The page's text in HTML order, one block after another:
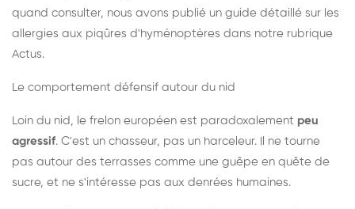
quand consulter, nous avons publié un guide détaillé sur les
allergies aux piqûres d'hyménoptères dans notre rubrique
Actus.
Le comportement défensif autour du nid
Loin du nid, le frelon européen est paradoxalement peu
agressif. C'est un chasseur, pas un harceleur. Il ne tourne
pas autour des terrasses comme une guêpe en quête de
sucre, et ne s'intéresse pas aux denrées humaines.